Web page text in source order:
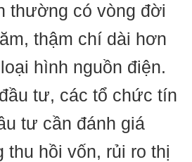
thường có vòng đời
thậm chí dài hơn
hình nguồn điện.
tư, các tổ chức tín
tư cần đánh giá
thu hồi vốn, rủi ro thị